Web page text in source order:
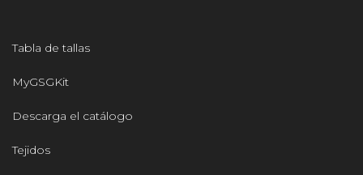
Tabla de tallas
MyGSGKit
Descarga el catálogo
Tejidos